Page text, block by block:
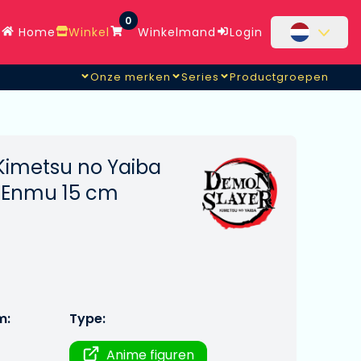
Home Winkel
0
Winkelmand Login
Onze merken Series Productgroepen
no Yaiba
15 cm
Type:
Anime figuren